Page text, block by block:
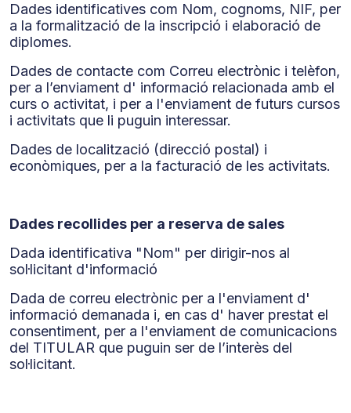
Dades identificatives com Nom, cognoms, NIF, per
a la formalització de la inscripció i elaboració de
diplomes.
Dades de contacte com Correu electrònic i telèfon,
per a l’enviament d' informació relacionada amb el
curs o activitat, i per a l'enviament de futurs cursos
i activitats que li puguin interessar.
Dades de localització (direcció postal) i
econòmiques, per a la facturació de les activitats.
Dades recollides per a reserva de sales
Dada identificativa "Nom" per dirigir-nos al
sol·licitant d'informació
Dada de correu electrònic per a l'enviament d'
informació demanada i, en cas d' haver prestat el
consentiment, per a l'enviament de comunicacions
del TITULAR que puguin ser de l’interès del
sol·licitant.